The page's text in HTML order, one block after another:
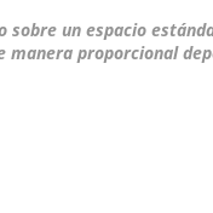
sobre un espacio
manera proporcional